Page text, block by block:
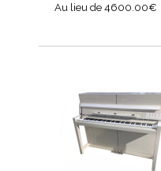
Au lieu de 4600.00€